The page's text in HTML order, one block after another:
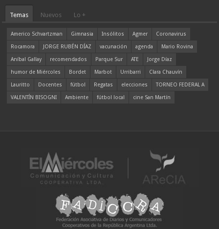
Temas Nuevos Lo +
Americo Schvartzman Gimnasia Insólitos Agmer
Coronavirus
Rocamora
JORGE RUBÉN DÍAZ vacunación agenda
Mario Rovina
Aníbal Gallay
recomendados Parque Sur ATE
Jorge Díaz
humor de Miércoles
Bordet Marbot Urribarri
Clara Chauvín
Lauritto
Docentes fútbol Regatas elecciones
TORNEO FEDERAL A
VALENTÍN BISOGNI
Ambiente fútbol local cine San Martín